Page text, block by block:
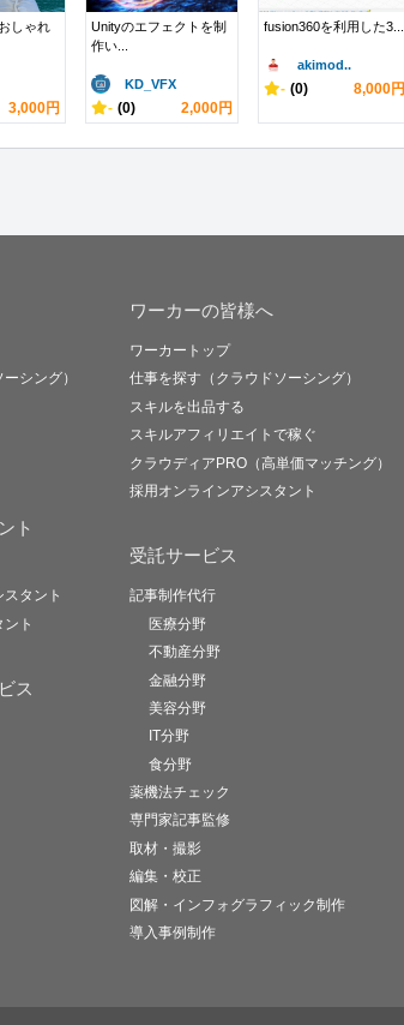
しゃれ
3,000円
Unityのエフェクトを制
作い...
KD_VFX
- (0) 2,000円
fusion360を利用した3...
akimod..
- (0) 8,000円
シング）
ト
タント
ト
ス
ワーカーの皆様へ
ワーカートップ
仕事を探す（クラウドソーシング）
スキルを出品する
スキルアフィリエイトで稼ぐ
クラウディアPRO（高単価マッチング）
採用オンラインアシスタント
受託サービス
記事制作代行
医療分野
不動産分野
金融分野
美容分野
IT分野
食分野
薬機法チェック
専門家記事監修
取材・撮影
編集・校正
図解・インフォグラフィック制作
導入事例制作